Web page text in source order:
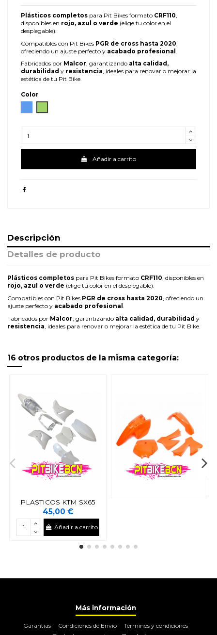
Plásticos completos para Pit Bikes formato CRF110,
disponibles en rojo, azul o verde (elige tu color en el
desplegable).
Compatibles con Pit Bikes PGR de cross hasta 2020
ofreciendo un ajuste perfecto y acabado profesional
Fabricados por Malcor, garantizando alta calidad,
durabilidad y resistencia, ideales para renovar o mejorar la
estética de tu Pit Bike.
Color
Añadir a carrito
Descripción
Detalles de producto
Plásticos completos para Pit Bikes formato CRF110, disponibles en
rojo, azul o verde (elige tu color en el desplegable).
Compatibles con Pit Bikes PGR de cross hasta 2020 , ofreciendo un
ajuste perfecto y acabado profesional
Fabricados por Malcor , garantizando alta calidad, durabilidad y
resistencia , ideales para renovar o mejorar la estética de tu Pit Bike.
16 otros productos de la misma categoría:
PLASTICOS KTM SX65
45,00 €
Añadir a carrito
Más información
Garantias Condiciones de Envio
Terminos y condiciones